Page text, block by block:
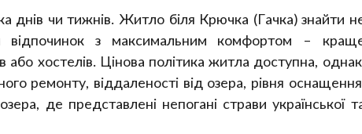
днів чи тижнів. Житло біля Крючка (Гачка) знайти
з максимальним комфортом –
хостелів. Цінова політика житла доступна,
ремонту, віддаленості від озера, рівня
де представлені непогані страви української